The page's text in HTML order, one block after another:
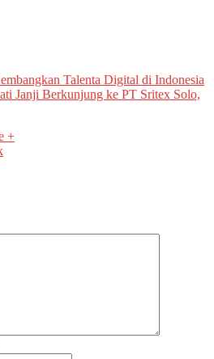
Talenta Digital di Indonesia
Janji Berkunjung ke PT Sritex Solo,
+